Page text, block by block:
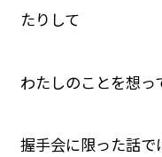
たりして
わたしのことを想っ
握手会に限った話で